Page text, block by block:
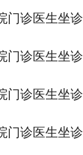
诊医生坐诊
诊医生坐诊
诊医生坐诊
诊医生坐诊